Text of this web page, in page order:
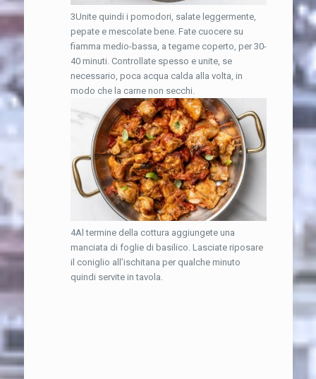
3Unite quindi i pomodori, salate leggermente,
pepate e mescolate bene. Fate cuocere su
fiamma medio-bassa, a tegame coperto, per 30-
40 minuti. Controllate spesso e unite, se
necessario, poca acqua calda alla volta, in
modo che la carne non secchi.
4Al termine della cottura aggiungete una
manciata di foglie di basilico. Lasciate riposare
il coniglio all’ischitana per qualche minuto
quindi servite in tavola.